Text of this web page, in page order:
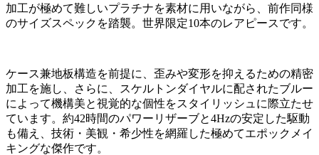
加工が極めて難しいプラチナを素材に用いながら、前作同様
のサイズスペックを踏襲。世界限定10本のレアピースです。
ケース兼地板構造を前提に、歪みや変形を抑えるための精密
加工を施し、さらに、スケルトンダイヤルに配されたブルー
によって機構美と視覚的な個性をスタイリッシュに際立たせ
ています。約42時間のパワーリザーブと4Hzの安定した駆動
も備え、技術・美観・希少性を網羅した極めてエポックメイ
キングな傑作です。